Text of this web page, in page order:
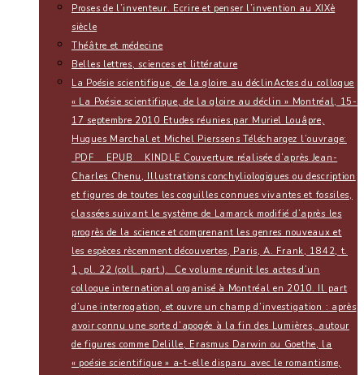
Proses de l’inventeur. Ecrire et penser l’invention au XIXè
siècle
Théâtre et médecine
Belles lettres, sciences et littérature
La Poésie scientifique, de la gloire au déclinActes du colloque
« La Poésie scientifique, de la gloire au déclin » Montréal, 15-
17 septembre 2010 Etudes réunies par Muriel Louâpre,
Hugues Marchal et Michel Pierssens Téléchargez l’ouvrage:
PDF EPUB KINDLE Couverture réalisée d’après Jean-
Charles Chenu, Illustrations conchyliologiques ou description
et figures de toutes les coquilles connues vivantes et fossiles,
classées suivant le système de Lamarck modifié d’après les
progrès de la science et comprenant les genres nouveaux et
les espèces rècemment découvertes, Paris, A. Frank, 1842, t.
1, pl. 22 (coll. part.). Ce volume réunit les actes d’un
colloque international organisé à Montréal en 2010. Il part
d’une interrogation, et ouvre un champ d’investigation : après
avoir connu une sorte d’apogée à la fin des Lumières, autour
de figures comme Delille, Erasmus Darwin ou Goethe, la
« poésie scientifique » a-t-elle disparu avec le romantisme,